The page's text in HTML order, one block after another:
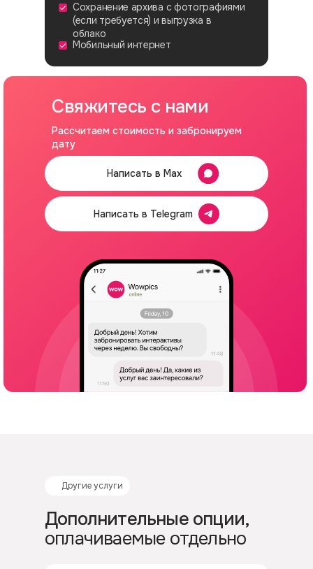
Мобильный интернет
Сохранение архива с фотографиями
(если требуется) и выгрузка в
облако
Свяжитесь с нами
Рассчитаем стоимость и забронируем
дату
Написать в Telegram
Написать в Max
Дополнительные опции,
оплачиваемые отдельно
Другие услуги